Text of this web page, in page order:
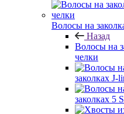
Волосы на
Назад
Волосы на
челки
заколках J-
заколках 5